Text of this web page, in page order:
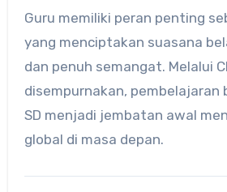
Guru memiliki peran penting
yang menciptakan suasana
dan penuh semangat. Melalui
disempurnakan, pembelajaran
SD menjadi jembatan awal
global di masa depan.